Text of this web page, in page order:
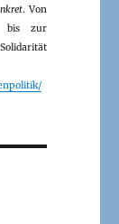
. Von
bis zur